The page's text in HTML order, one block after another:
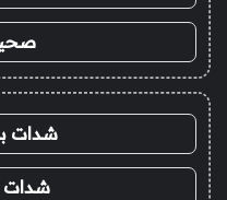
شدات
شدات